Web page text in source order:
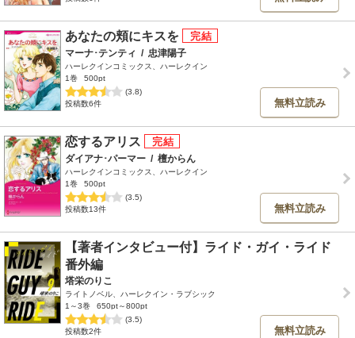
あなたの頬にキスを
マーナ･テンティ / 忠津陽子
ハーレクインコミックス、ハーレクイン
1巻
500pt
(3.8)
投稿数6件
無料立読み
恋するアリス
ダイアナ･パーマー / 檀からん
ハーレクインコミックス、ハーレクイン
1巻
500pt
(3.5)
投稿数13件
無料立読み
【著者インタビュー付】ライド・ガイ・ライド
番外編
塔栄のりこ
ライトノベル、ハーレクイン・ラブシック
1～3巻
650pt～800pt
(3.5)
投稿数2件
無料立読み